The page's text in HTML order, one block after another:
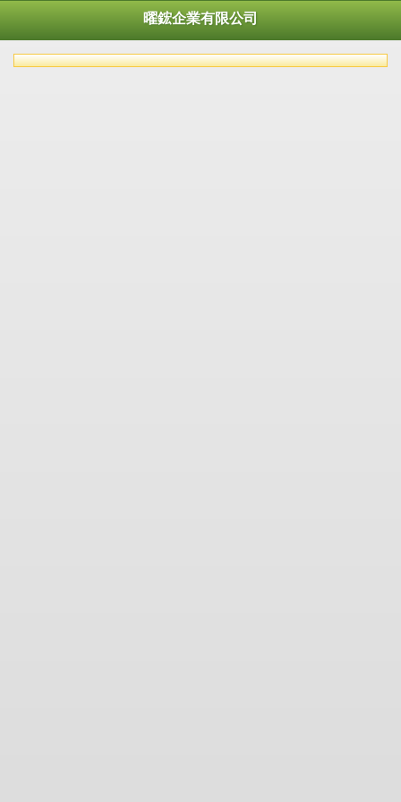
曜鋐企業有限公司